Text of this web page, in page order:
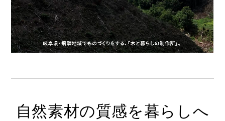
自然素材の質感を暮らしへ